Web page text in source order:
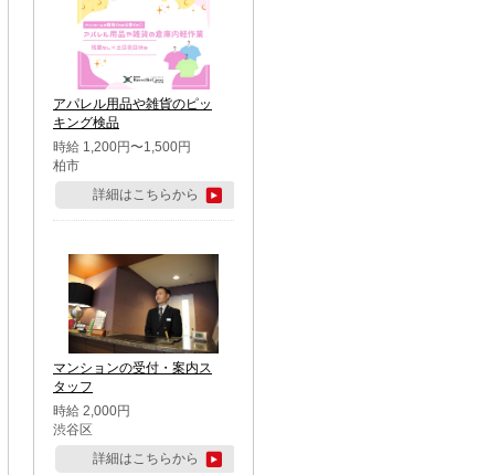
アパレル用品や雑貨のピッ
キング検品
時給 1,200円〜1,500円
柏市
詳細はこちらから
マンションの受付・案内ス
タッフ
時給 2,000円
渋谷区
詳細はこちらから